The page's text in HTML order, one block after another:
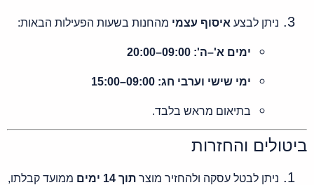
ניתן לבצע איסוף עצמי מהחנות בשעות הפעילות הבאות:
ימים א'–ה': 09:00–20:00
ימי שישי וערבי חג: 09:00–15:00
בתיאום מראש בלבד.
ביטולים והחזרות
ניתן לבטל עסקה ולהחזיר מוצר תוך 14 ימים
ממועד קבלתו,